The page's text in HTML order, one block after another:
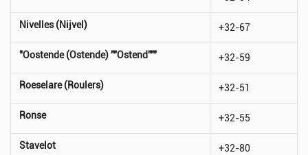
Nivelles (Nijvel) +32-67
"Oostende (Ostende) ""Ostend""" +32-59
Roeselare (Roulers) +32-51
Ronse +32-55
Stavelot +32-80